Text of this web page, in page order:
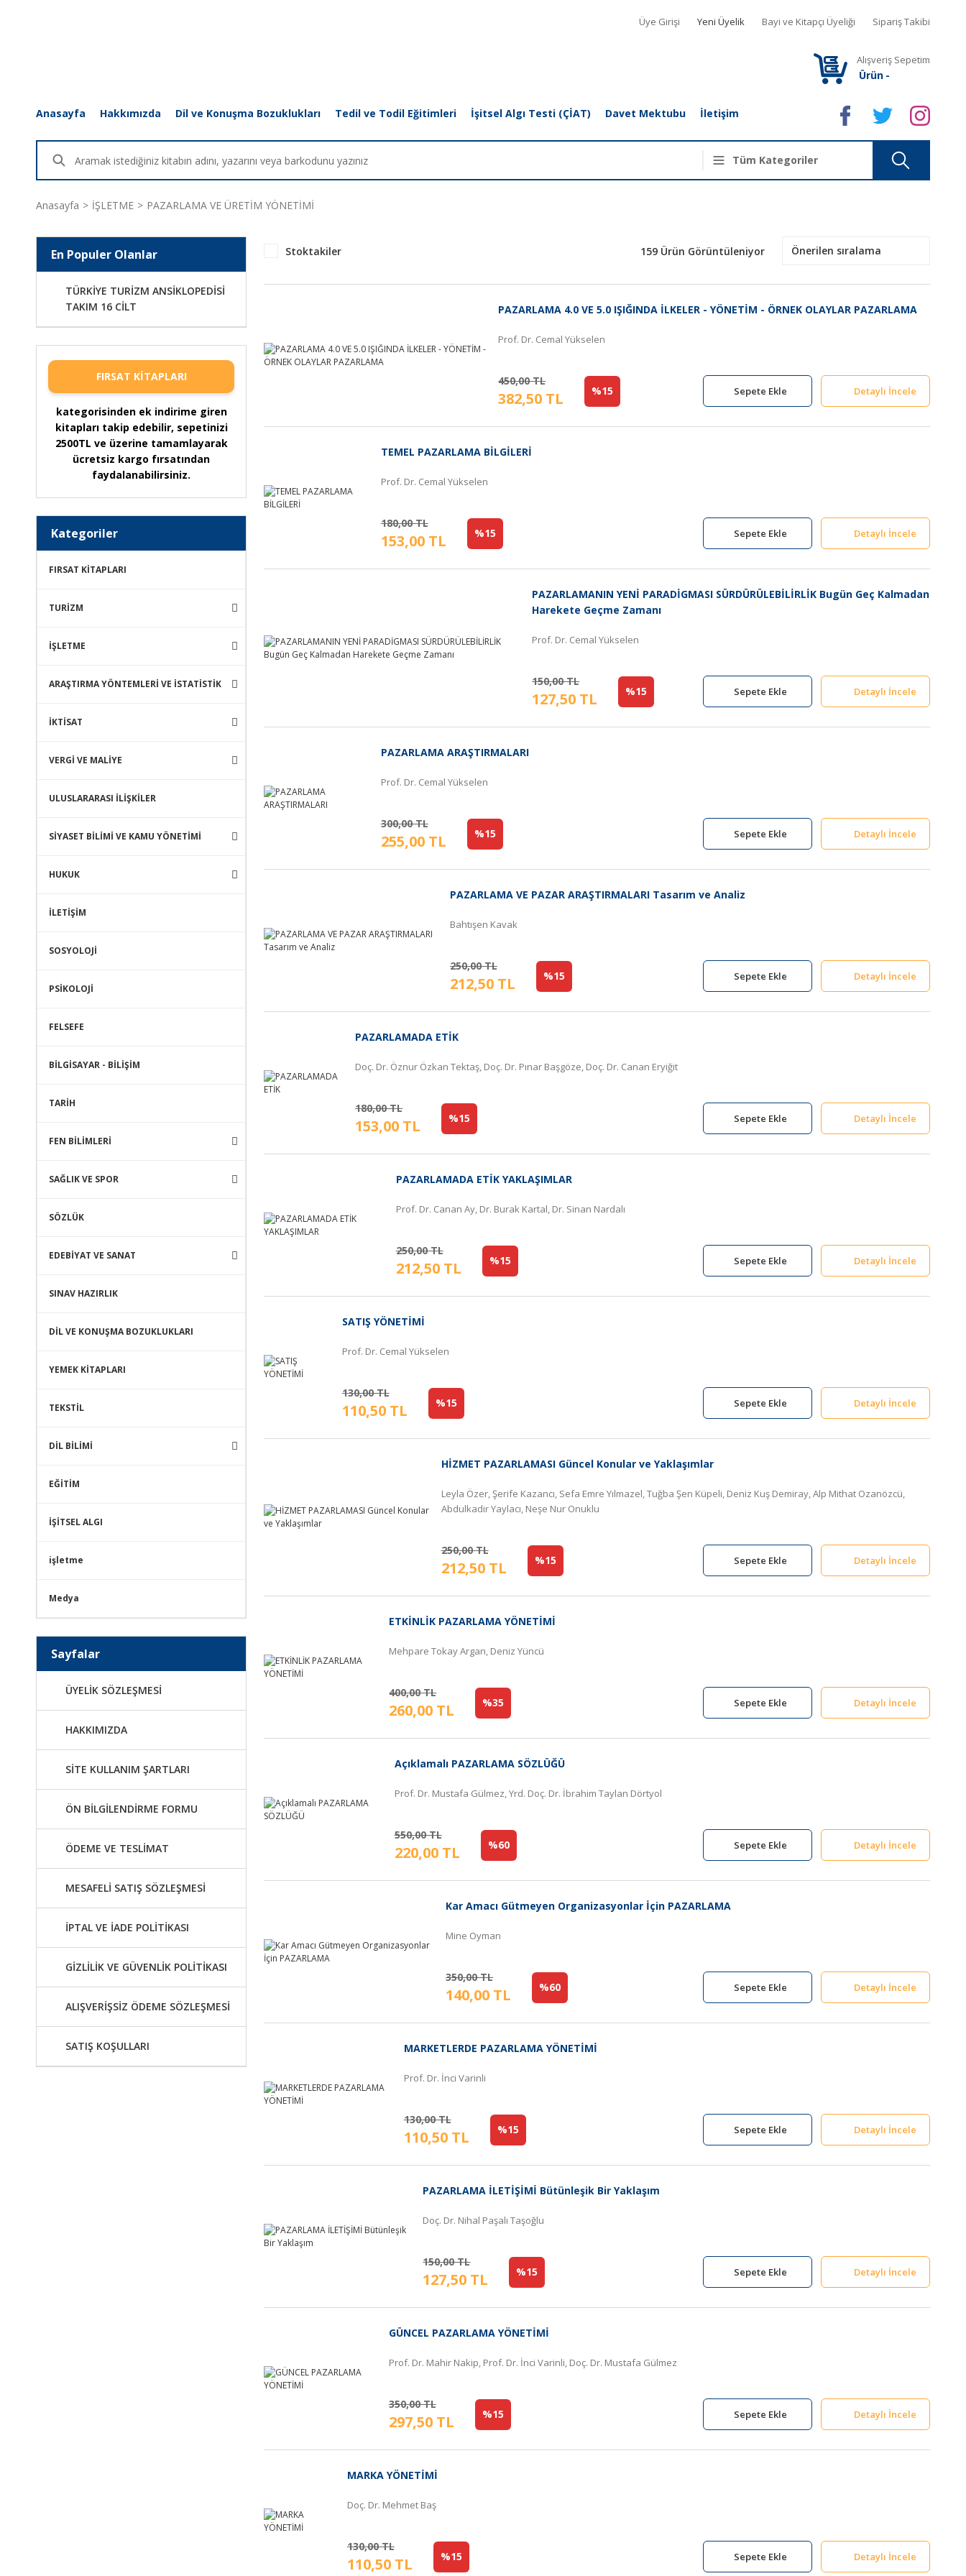
Üye Girişi Yeni Üyelik Bayi ve Kitapçı Üyeliği Sipariş Takibi
Alışveriş Sepetim
Ürün -
Anasayfa Hakkımızda Dil ve Konuşma Bozuklukları Tedil ve Todil Eğitimleri İşitsel Algı Testi (ÇİAT) Davet Mektubu İletişim
Anasayfa İŞLETME PAZARLAMA VE ÜRETİM YÖNETİMİ
En Populer Olanlar
TÜRKİYE TURİZM ANSİKLOPEDİSİ
TAKIM 16 CİLT
FIRSAT KİTAPLARI
kategorisinden ek indirime giren
kitapları takip edebilir, sepetinizi
2500TL ve üzerine tamamlayarak
ücretsiz kargo fırsatından
faydalanabilirsiniz.
Kategoriler
FIRSAT KİTAPLARI
TURİZM
İŞLETME
ARAŞTIRMA YÖNTEMLERİ VE İSTATİSTİK
İKTİSAT
VERGİ VE MALİYE
ULUSLARARASI İLİŞKİLER
SİYASET BİLİMİ VE KAMU YÖNETİMİ
HUKUK
İLETİŞİM
SOSYOLOJİ
PSİKOLOJİ
FELSEFE
BİLGİSAYAR - BİLİŞİM
TARİH
FEN BİLİMLERİ
SAĞLIK VE SPOR
SÖZLÜK
EDEBİYAT VE SANAT
SINAV HAZIRLIK
DİL VE KONUŞMA BOZUKLUKLARI
YEMEK KİTAPLARI
TEKSTİL
DİL BİLİMİ
EĞİTİM
İŞİTSEL ALGI
işletme
Medya
Sayfalar
ÜYELİK SÖZLEŞMESİ
HAKKIMIZDA
SİTE KULLANIM ŞARTLARI
ÖN BİLGİLENDİRME FORMU
ÖDEME VE TESLİMAT
MESAFELİ SATIŞ SÖZLEŞMESİ
İPTAL VE İADE POLİTİKASI
GİZLİLİK VE GÜVENLİK POLİTİKASI
ALIŞVERİŞSİZ ÖDEME SÖZLEŞMESİ
SATIŞ KOŞULLARI
Stoktakiler 159 Ürün Görüntüleniyor
PAZARLAMA 4.0 VE 5.0 IŞIĞINDA İLKELER - YÖNETİM - ÖRNEK OLAYLAR PAZARLAMA
Prof. Dr. Cemal Yükselen
450,00 TL
382,50 TL %15 Sepete Ekle Detaylı İncele
TEMEL PAZARLAMA BİLGİLERİ
Prof. Dr. Cemal Yükselen
180,00 TL
153,00 TL %15 Sepete Ekle Detaylı İncele
PAZARLAMANIN YENİ PARADİGMASI SÜRDÜRÜLEBİLİRLİK Bugün Geç Kalmadan
Harekete Geçme Zamanı
Prof. Dr. Cemal Yükselen
150,00 TL
127,50 TL %15 Sepete Ekle Detaylı İncele
PAZARLAMA ARAŞTIRMALARI
Prof. Dr. Cemal Yükselen
300,00 TL
255,00 TL %15 Sepete Ekle Detaylı İncele
PAZARLAMA VE PAZAR ARAŞTIRMALARI Tasarım ve Analiz
Bahtışen Kavak
250,00 TL
212,50 TL %15 Sepete Ekle Detaylı İncele
PAZARLAMADA ETİK
Doç. Dr. Öznur Özkan Tektaş, Doç. Dr. Pınar Başgöze, Doç. Dr. Canan Eryiğit
180,00 TL
153,00 TL %15 Sepete Ekle Detaylı İncele
PAZARLAMADA ETİK YAKLAŞIMLAR
Prof. Dr. Canan Ay, Dr. Burak Kartal, Dr. Sinan Nardalı
250,00 TL
212,50 TL %15 Sepete Ekle Detaylı İncele
SATIŞ YÖNETİMİ
Prof. Dr. Cemal Yükselen
130,00 TL
110,50 TL %15 Sepete Ekle Detaylı İncele
HİZMET PAZARLAMASI Güncel Konular ve Yaklaşımlar
Leyla Özer, Şerife Kazancı, Sefa Emre Yılmazel, Tuğba Şen Küpeli, Deniz Kuş Demiray, Alp Mithat Ozanözcü,
Abdulkadir Yaylacı, Neşe Nur Onuklu
250,00 TL
212,50 TL %15 Sepete Ekle Detaylı İncele
ETKİNLİK PAZARLAMA YÖNETİMİ
Mehpare Tokay Argan, Deniz Yüncü
400,00 TL
260,00 TL %35 Sepete Ekle Detaylı İncele
Açıklamalı PAZARLAMA SÖZLÜĞÜ
Prof. Dr. Mustafa Gülmez, Yrd. Doç. Dr. İbrahim Taylan Dörtyol
550,00 TL
220,00 TL %60 Sepete Ekle Detaylı İncele
Kar Amacı Gütmeyen Organizasyonlar İçin PAZARLAMA
Mine Oyman
350,00 TL
140,00 TL %60 Sepete Ekle Detaylı İncele
MARKETLERDE PAZARLAMA YÖNETİMİ
Prof. Dr. İnci Varinli
130,00 TL
110,50 TL %15 Sepete Ekle Detaylı İncele
PAZARLAMA İLETİŞİMİ Bütünleşik Bir Yaklaşım
Doç. Dr. Nihal Paşalı Taşoğlu
150,00 TL
127,50 TL %15 Sepete Ekle Detaylı İncele
GÜNCEL PAZARLAMA YÖNETİMİ
Prof. Dr. Mahir Nakip, Prof. Dr. İnci Varinli, Doç. Dr. Mustafa Gülmez
350,00 TL
297,50 TL %15 Sepete Ekle Detaylı İncele
MARKA YÖNETİMİ
Doç. Dr. Mehmet Baş
130,00 TL
110,50 TL %15 Sepete Ekle Detaylı İncele